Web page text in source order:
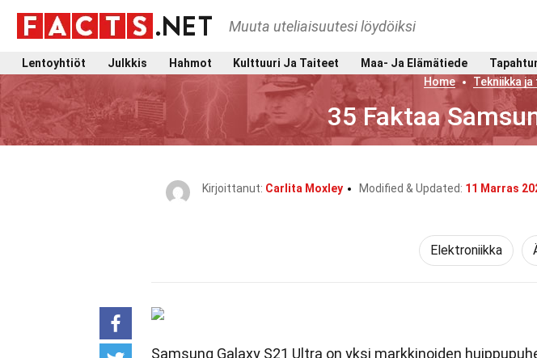
Muuta uteliaisuutesi löydöiksi
Lentoyhtiöt Julkkis Hahmot Kulttuuri Ja Taiteet Maa- Ja Elämätiede
Home
Tekniikka
35 Faktaa
Kirjoittanut: Carlita Moxley Modified & Updated: 11 Marras
Elektroniikka
Samsung Galaxy S21 Ultra on yksi markkinoiden